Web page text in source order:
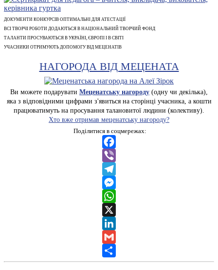
ДОКУМЕНТИ КОНКУРСІВ ОПТИМАЛЬНІ ДЛЯ АТЕСТАЦІЇ
ВСІ ТВОРЧІ РОБОТИ ДОДАЮТЬСЯ В НАЦІОНАЛЬНИЙ ТВОРЧИЙ ФОНД
ТАЛАНТИ ПРОСУВАЮТЬСЯ В УКРАЇНІ, ЄВРОПІ І В СВІТІ
УЧАСНИКИ ОТРИМУЮТЬ ДОПОМОГУ ВІД МЕЦЕНАТІВ
НАГОРОДА ВІД МЕЦЕНАТА
Ви можете подарувати Меценатську нагороду (одну чи декілька),
яка з відповідними цифрами з'явиться на сторінці учасника, а кошти
працюватимуть на просування талановитої людини (колективу).
Хто вже отримав меценатську нагороду?
Поділитися в соцмережах:
Facebook
Viber
Telegram
Messenger
WhatsApp
X
LinkedIn
Gmail
Share